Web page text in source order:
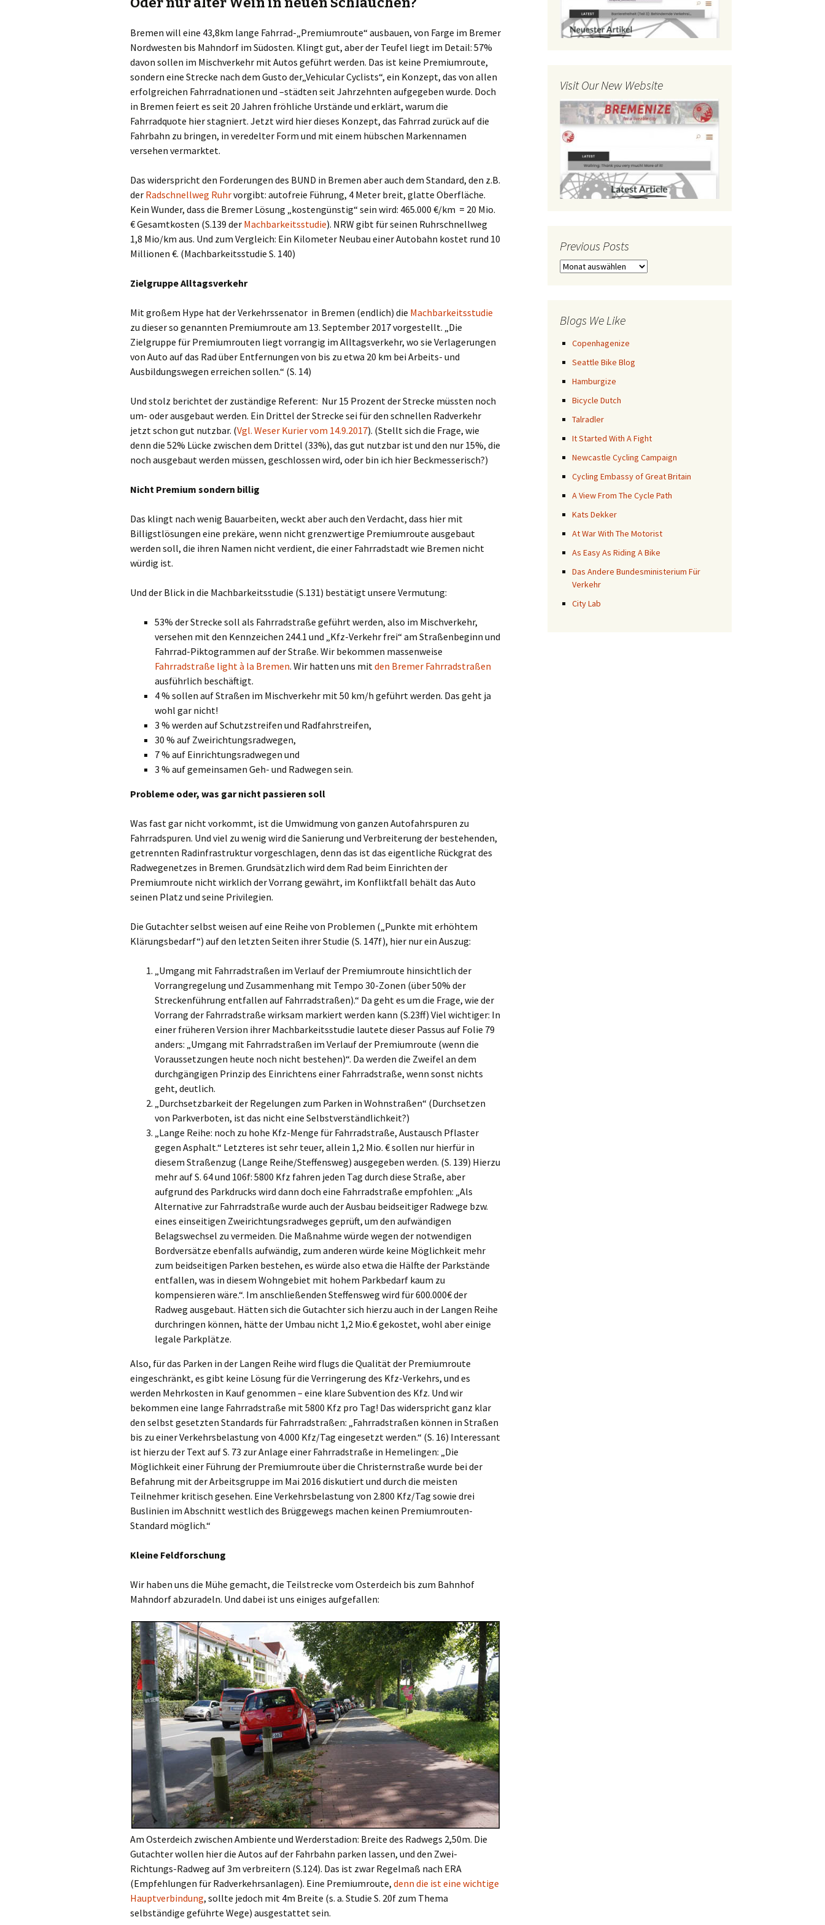
Beiträge
Olaf Dilling Beiträge
Richard Grassick Beiträge
Wolfgang Köhler-
Naumann Beiträge
Denis Petri Beiträge
Katja Leyendecker
Beiträge
Mark Peter Wege
Beiträge
Tim Birkholz Beiträge
Premiumroute
Parking
Sicherheit Vehicular Cycling
Bremen will eine 43,8km lange Fahrrad-„Premiumroute“ ausbauen, von Farge im Bremer
Nordwesten bis Mahndorf im Südosten. Klingt gut, aber der Teufel liegt im Detail: 57%
davon sollen im Mischverkehr mit Autos geführt werden. Das ist keine Premiumroute,
sondern eine Strecke nach dem Gusto der„Vehicular Cyclists“, ein Konzept, das von allen
erfolgreichen Fahrradnationen und –städten seit Jahrzehnten aufgegeben wurde. Doch
in Bremen feiert es seit 20 Jahren fröhliche Urstände und erklärt, warum die
Fahrradquote hier stagniert. Jetzt wird hier dieses Konzept, das Fahrrad zurück auf die
Fahrbahn zu bringen, in veredelter Form und mit einem hübschen Markennamen
versehen vermarktet.
Das widerspricht den Forderungen des BUND in Bremen aber auch dem Standard, den z.B.
der Radschnellweg Ruhrvorgibt: autofreie Führung, 4 Meter breit, glatte Oberfläche.
Kein Wunder, dass die Bremer Lösung „kostengünstig“ sein wird: 465.000 €/km = 20 Mio.
€ Gesamtkosten (S.139 der Machbarkeitsstudie). NRW gibt für seinen Ruhrschnellweg
1,8 Mio/km aus. Und zum Vergleich: Ein Kilometer Neubau einer Autobahn kostet rund 10
Millionen €. (Machbarkeitsstudie S. 140)
Zielgruppe Alltagsverkehr
Mit großem Hype hat der Verkehrssenator in Bremen (endlich) die Machbarkeitsstudie
zu dieser so genannten Premiumroute am 13. September 2017 vorgestellt. „Die
Zielgruppe für Premiumrouten liegt vorrangig im Alltagsverkehr, wo sie Verlagerungen
von Auto auf das Rad über Entfernungen von bis zu etwa 20 km bei Arbeits- und
Ausbildungswegen erreichen sollen.“ (S. 14)
Und stolz berichtet der zuständige Referent: Nur 15 Prozent der Strecke müssten noch
um- oder ausgebaut werden. Ein Drittel der Strecke sei für den schnellen Radverkehr
jetzt schon gut nutzbar. (Vgl. Weser Kurier vom 14.9.2017). (Stellt sich die Frage, wie
denn die 52% Lücke zwischen dem Drittel (33%), das gut nutzbar ist und den nur 15%, die
noch ausgebaut werden müssen, geschlossen wird, oder bin ich hier Beckmesserisch?)
Nicht Premium sondern billig
Das klingt nach wenig Bauarbeiten, weckt aber auch den Verdacht, dass hier mit
Billigstlösungen eine prekäre, wenn nicht grenzwertige Premiumroute ausgebaut
werden soll, die ihren Namen nicht verdient, die einer Fahrradstadt wie Bremen nicht
würdig ist.
Und der Blick in die Machbarkeitsstudie (S.131) bestätigt unsere Vermutung:
53% der Strecke soll als Fahrradstraße geführt werden, also im Mischverkehr,
versehen mit den Kennzeichen 244.1 und „Kfz-Verkehr frei“ am Straßenbeginn und
Fahrrad-Piktogrammen auf der Straße. Wir bekommen massenweise
Fahrradstraße light à la Bremen. Wir hatten uns mitden Bremer Fahrradstraßen
ausführlich beschäftigt.
4 % sollen auf Straßen im Mischverkehr mit 50 km/h geführt werden. Das geht ja
wohl gar nicht!
3 % werden auf Schutzstreifen und Radfahrstreifen,
30 % auf Zweirichtungsradwegen,
7 % auf Einrichtungsradwegen und
3 % auf gemeinsamen Geh- und Radwegen sein.
Probleme oder, was gar nicht passieren soll
Was fast gar nicht vorkommt, ist die Umwidmung von ganzen Autofahrspuren zu
Fahrradspuren. Und viel zu wenig wird die Sanierung und Verbreiterung der bestehenden,
getrennten Radinfrastruktur vorgeschlagen, denn das ist das eigentliche Rückgrat des
Radwegenetzes in Bremen. Grundsätzlich wird dem Rad beim Einrichten der
Premiumroute nicht wirklich der Vorrang gewährt, im Konfliktfall behält das Auto
seinen Platz und seine Privilegien.
Die Gutachter selbst weisen auf eine Reihe von Problemen („Punkte mit erhöhtem
Klärungsbedarf“) auf den letzten Seiten ihrer Studie (S. 147f), hier nur ein Auszug:
„Umgang mit Fahrradstraßen im Verlauf der Premiumroute hinsichtlich der
Vorrangregelung und Zusammenhang mit Tempo 30-Zonen (über 50% der
Streckenführung entfallen auf Fahrradstraßen).“ Da geht es um die Frage, wie der
Vorrang der Fahrradstraße wirksam markiert werden kann (S.23ff) Viel wichtiger: In
einer früheren Version ihrer Machbarkeitsstudie lautete dieser Passus auf Folie 79
anders: „Umgang mit Fahrradstraßen im Verlauf der Premiumroute (wenn die
Voraussetzungen heute noch nicht bestehen)“. Da werden die Zweifel an dem
durchgängigen Prinzip des Einrichtens einer Fahrradstraße, wenn sonst nichts
geht, deutlich.
„Durchsetzbarkeit der Regelungen zum Parken in Wohnstraßen“ (Durchsetzen
von Parkverboten, ist das nicht eine Selbstverständlichkeit?)
„Lange Reihe: noch zu hohe Kfz-Menge für Fahrradstraße, Austausch Pflaster
gegen Asphalt.“ Letzteres ist sehr teuer, allein 1,2 Mio. € sollen nur hierfür in
diesem Straßenzug (Lange Reihe/Steffensweg) ausgegeben werden. (S. 139) Hierzu
mehr auf S. 64 und 106f: 5800 Kfz fahren jeden Tag durch diese Straße, aber
aufgrund des Parkdrucks wird dann doch eine Fahrradstraße empfohlen: „Als
Alternative zur Fahrradstraße wurde auch der Ausbau beidseitiger Radwege bzw.
eines einseitigen Zweirichtungsradweges geprüft, um den aufwändigen
Belagswechsel zu vermeiden. Die Maßnahme würde wegen der notwendigen
Bordversätze ebenfalls aufwändig, zum anderen würde keine Möglichkeit mehr
zum beidseitigen Parken bestehen, es würde also etwa die Hälfte der Parkstände
entfallen, was in diesem Wohngebiet mit hohem Parkbedarf kaum zu
kompensieren wäre.“. Im anschließenden Steffensweg wird für 600.000€ der
Radweg ausgebaut. Hätten sich die Gutachter sich hierzu auch in der Langen Reihe
durchringen können, hätte der Umbau nicht 1,2 Mio.€ gekostet, wohl aber einige
legale Parkplätze.
Also, für das Parken in der Langen Reihe wird flugs die Qualität der Premiumroute
eingeschränkt, es gibt keine Lösung für die Verringerung des Kfz-Verkehrs, und es
werden Mehrkosten in Kauf genommen – eine klare Subvention des Kfz. Und wir
bekommen eine lange Fahrradstraße mit 5800 Kfz pro Tag! Das widerspricht ganz klar
den selbst gesetzten Standards für Fahrradstraßen: „Fahrradstraßen können in Straßen
bis zu einer Verkehrsbelastung von 4.000 Kfz/Tag eingesetzt werden.“ (S. 16) Interessant
ist hierzu der Text auf S. 73 zur Anlage einer Fahrradstraße in Hemelingen: „Die
Möglichkeit einer Führung der Premiumroute über die Christernstraße wurde bei der
Befahrung mit der Arbeitsgruppe im Mai 2016 diskutiert und durch die meisten
Teilnehmer kritisch gesehen. Eine Verkehrsbelastung von 2.800 Kfz/Tag sowie drei
Buslinien im Abschnitt westlich des Brüggewegs machen keinen Premiumrouten-
Standard möglich.“
Kleine Feldforschung
Wir haben uns die Mühe gemacht, die Teilstrecke vom Osterdeich bis zum Bahnhof
Mahndorf abzuradeln. Und dabei ist uns einiges aufgefallen:
Am Osterdeich zwischen Ambiente und Werderstadion: Breite des Radwegs 2,50m. Die
Gutachter wollen hier die Autos auf der Fahrbahn parken lassen, und den Zwei-
Richtungs-Radweg auf 3m verbreitern (S.124). Das ist zwar Regelmaß nach ERA
(Empfehlungen für Radverkehrsanlagen). Eine Premiumroute, denn die ist eine wichtige
Hauptverbindung, sollte jedoch mit 4m Breite (s. a. Studie S. 20f zum Thema
selbständige geführte Wege) ausgestattet sein.
Visit Our New Website
Previous Posts
Previous
Blogs We Like
Copenhagenize
Seattle Bike Blog
Hamburgize
Bicycle Dutch
Talradler
It Started With A Fight
Newcastle Cycling Campaign
Cycling Embassy of Great Britain
A View From The Cycle Path
Kats Dekker
At War With The Motorist
As Easy As Riding A Bike
Das Andere Bundesministerium Für
Verkehr
City Lab